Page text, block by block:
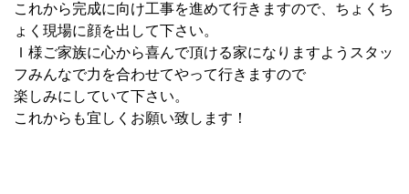
これから完成に向け工事を進めて行きますので、ちょくち
ょく現場に顔を出して下さい。
Ｉ様ご家族に心から喜んで頂ける家になりますようスタッ
フみんなで力を合わせてやって行きますので
楽しみにしていて下さい。
これからも宜しくお願い致します！